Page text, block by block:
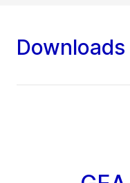
Downloads